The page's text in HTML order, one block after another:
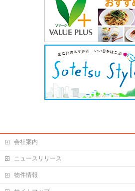
会社案内
ニュースリリース
物件情報